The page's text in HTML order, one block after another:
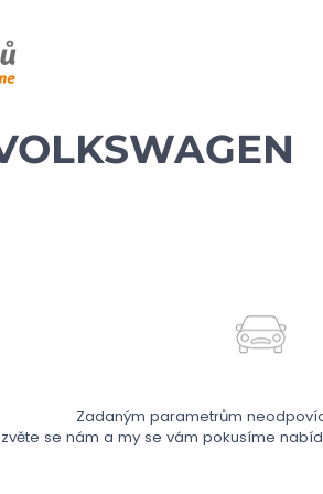
Zadaným parametrům
se nám a my se vám pokusíme